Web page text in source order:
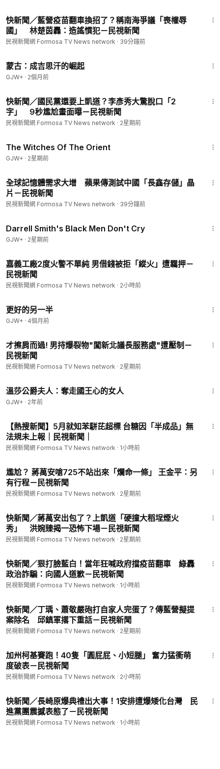
快新聞／藍營疫苗翻車換招了？稱南海爭議「喪權辱
國」 林楚茵轟：造謠慣犯－民視新聞
民視新聞網 Formosa TV News network · 39分鐘前
蒙古：成吉思汗的崛起
GJW+ · 2個月前
快新聞／國民黨還要上凱道？李彥秀大驚脫口「2
字」 9秒尷尬畫面曝－民視新聞
民視新聞網 Formosa TV News network · 2星期前
The Witches Of The Orient
GJW+ · 2星期前
全球記憶體需求大增 蘋果傳測試中國「長鑫存儲」晶
片－民視新聞
民視新聞網 Formosa TV News network · 39分鐘前
Darrell Smith's Black Men Don't Cry
GJW+ · 2星期前
嘉義工廠2度火警不單純 男借錢被拒「縱火」遭羈押－
民視新聞
民視新聞網 Formosa TV News network · 2小時前
更好的另一半
GJW+ · 4個月前
才擦肩而過! 男持爆裂物"闖新北議長服務處"遭壓制－
民視新聞
民視新聞網 Formosa TV News network · 2星期前
溫莎公爵夫人：奪走國王心的女人
GJW+ · 2年前
【熱搜新聞】5月就知苯駢芘超標 台糖因「半成品」無
法規未上報｜民視新聞｜
民視新聞網 Formosa TV News network · 1小時前
尷尬？ 蔣萬安嗆725不站出來「爛命一條」 王金平：另
有行程－民視新聞
民視新聞網 Formosa TV News network · 2星期前
快新聞／蔣萬安出包了？上凱道「硬撞大稻埕煙火
秀」 洪婉臻揭一恐怖下場－民視新聞
民視新聞網 Formosa TV News network · 2星期前
快新聞／狠打臉藍白！當年狂喊政府擋疫苗翻車 綠轟
政治詐騙：向國人道歉－民視新聞
民視新聞網 Formosa TV News network · 1小時前
快新聞／丁瑀、蕭敬嚴砲打自家人完蛋了？傳藍營擬提
案除名 邱鎮軍撂下重話－民視新聞
民視新聞網 Formosa TV News network · 2星期前
加州柯基賽跑！40隻「圓屁屁、小短腿」 奮力猛衝萌
度破表－民視新聞
民視新聞網 Formosa TV News network · 2小時前
快新聞／長崎原爆典禮出大事！1安排遭爆矮化台灣 民
進黨團震撼表態了－民視新聞
民視新聞網 Formosa TV News network · 1小時前